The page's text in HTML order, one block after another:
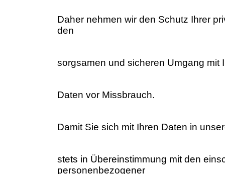
Daher nehmen wir den Schutz Ihrer
den
sorgsamen und sicheren Umgang mit
Daten vor Missbrauch.
Damit Sie sich mit Ihren Daten in
stets in Übereinstimmung mit den
personenbezogener